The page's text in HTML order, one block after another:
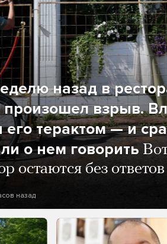
назад в
взрыв.
его терактом — и
о нем говорить
остаются без ответов
назад